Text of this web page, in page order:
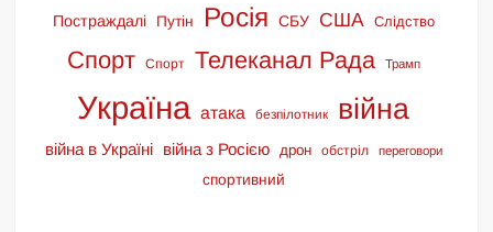
Постраждалі Путін Росія СБУ США Слідство
Спорт Спорт Телеканал Рада Трамп
Україна атака безпілотник війна
війна в Україні війна з Росією дрон обстріл переговори
спортивний